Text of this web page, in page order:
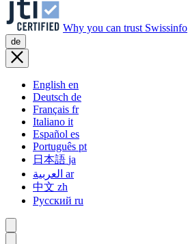
Why you can trust Swissinfo
de
English en
Deutsch de
Français fr
Italiano it
Español es
Português pt
日本語 ja
ar
中文 zh
Русский ru